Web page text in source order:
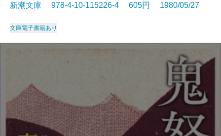
新潮文庫 978-4-10-115226-4 605円 1980/05/27
文庫電子書籍あり